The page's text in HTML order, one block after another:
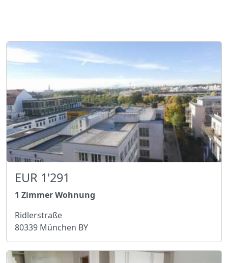
EUR 1'291
1 Zimmer Wohnung
Ridlerstraße
80339 München BY